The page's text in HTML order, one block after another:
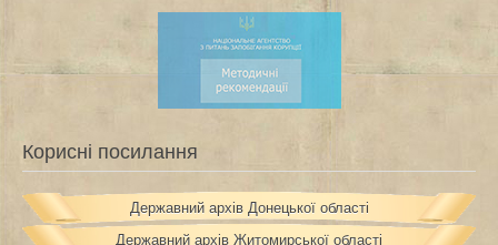
Корисні посилання
Державний архів Донецької області
Державний архів Житомирської області